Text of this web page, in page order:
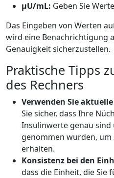
μU/mL: Geben Sie
Das Eingeben von Werten
wird eine Benachrichtigung
Genauigkeit sicherzustellen.
Praktische Tipps
des Rechners
Verwenden Sie
Sie sicher, dass Ihre
Insulinwerte genau sind
genommen wurden, um
erhalten.
Konsistenz bei den
dass die Einheit, die Sie